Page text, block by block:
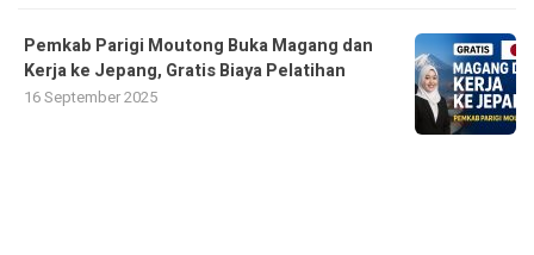
Pemkab Parigi Moutong Buka Magang dan
Kerja ke Jepang, Gratis Biaya Pelatihan
16 September 2025